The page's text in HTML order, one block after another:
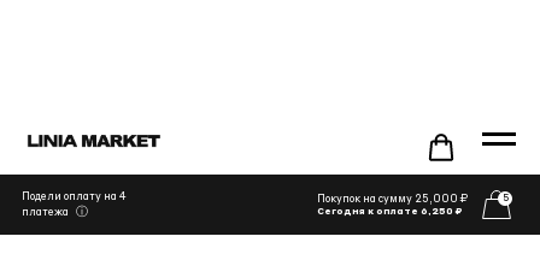
Подели оплату на 4
платежа
ⓘ
Покупок на сумму 25,000 ₽
Сегодня к оплате 6,250 ₽
5